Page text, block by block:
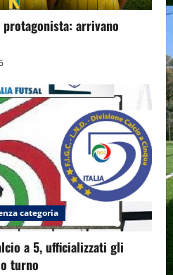
protagonista: arrivano
categoria
a 5, ufficializzati gli
turno